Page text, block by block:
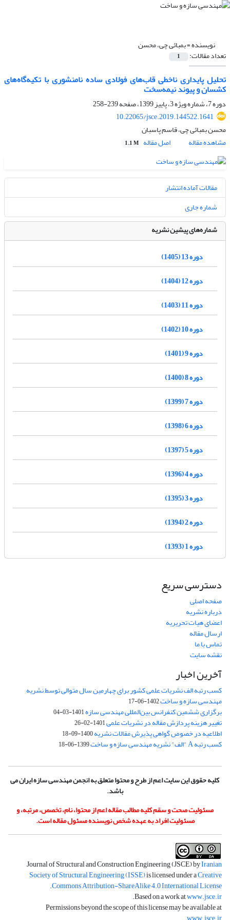
نویسنده =بمبائی چی، محسن
تعداد مقالات: 1
تحلیل پایداری ناخطی قاب‌های فولادی ساده نامنشوری با تکیه‌گاه‌های
کشسان و پیوند نیمه‌سخت
دوره 7، شماره ویژه 3، پاییز 1399، صفحه
239-258
10.22065/jsce.2019.144522.1641
محسن بمبائی چی، قاسم پاسبان
مشاهده مقاله
اصل مقاله 1.1 M
مقالات آماده انتشار
شماره جاری
شماره‌های پیشین نشریه
دوره 13 (1405)
دوره 12 (1404)
دوره 11 (1403)
دوره 10 (1402)
دوره 9 (1401)
دوره 8 (1400)
دوره 7 (1399)
دوره 6 (1398)
دوره 5 (1397)
دوره 4 (1396)
دوره 3 (1395)
دوره 2 (1394)
دوره 1 (1393)
دسترسی سریع
صفحه اصلی
درباره نشریه
اعضای هیات تحریریه
ارسال مقاله
تماس با ما
نقشه سایت
آخرین اخبار
کسب رتبه الف نشریات علمی کشور برای چهارمین سال متوالی توسط نشریه
مهندسی سازه و ساخت1402-06-17
برگزاری ششمین کنفرانس بین‌المللی مهندسی سازه1401-03-04
تغییر هزینه پردازش مقاله در نشریات علمی1401-02-26
اطلاعیه در خصوص گواهی پذیرش مقالات نشریه1400-09-18
کسب رتبه A "الف" نشریه مهندسی سازه و ساخت 1399-06-18
کلیه حقوق این سایت اعم از طرح و محتوا متعلق به انجمن مهندسی سازه ایران می
باشد.
مسئولیت صحت و سقم کلیه مطالب مقاله اعم از محتوا، نام، تخصص، مرتبه، و
مسئولیت افراد به عهده شخص نویسنده مسئول مقاله است.
Journal of Structural and Construction Engineering (JSCE) byIranian
Society of Structural Engineering (ISSE)is licensed under aCreative
Commons Attribution-ShareAlike 4.0 International License
.
Based on a work atwww.jsce.ir
.
Permissions beyond the scope of this license may be available at